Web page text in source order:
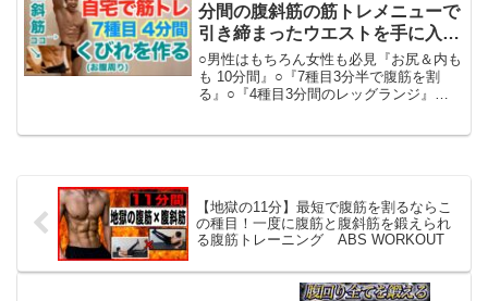
分間の腹斜筋の筋トレメニューで
引き締まったウエストを手に入れ
よう。初心者も安心の解説付きで
す。
○男性はもちろん女性も必見『お尻＆内も
も 10分間』○『7種目3分半で腹筋を割
る』○『4種目3分間のレッグランジ』
【地獄の11分】最短で腹筋を割るならこ
の種目！一度に腹筋と腹斜筋を鍛えられ
る腹筋トレーニング ABS WORKOUT